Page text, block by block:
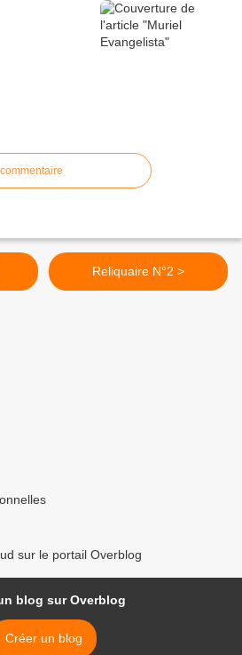
Reliquaire N°2 >
sur le portail Overblog
blog sur Overblog
Créer un blog